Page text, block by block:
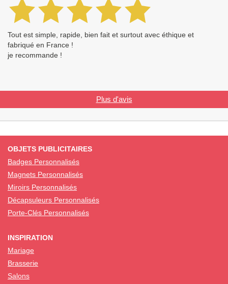
Tout est simple, rapide, bien fait et surtout avec éthique et
fabriqué en France !
je recommande !
Plus d'avis
OBJETS PUBLICITAIRES
Badges Personnalisés
Magnets Personnalisés
Miroirs Personnalisés
Décapsuleurs Personnalisés
Porte-Clés Personnalisés
INSPIRATION
Mariage
Brasserie
Salons